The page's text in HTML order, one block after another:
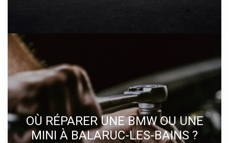
OÙ RÉPARER UNE BMW OU UNE
MINI À BALARUC-LES-BAINS ?